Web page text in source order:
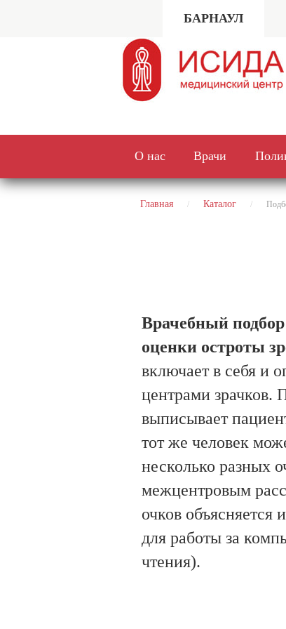
БАРНАУЛ
О нас Врачи
Главная Каталог
Врачебный
оценки остроты
включает в себя и
центрами зрачков.
выписывает
тот же человек
несколько разных
межцентровым
очков
для работы за
чтения).